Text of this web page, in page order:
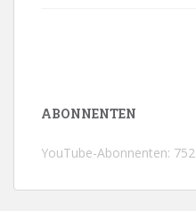
ABONNENTEN
YouTube-Abonnenten: 752